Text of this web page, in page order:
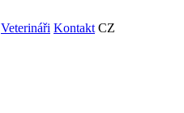
Veterináři Kontakt CZ